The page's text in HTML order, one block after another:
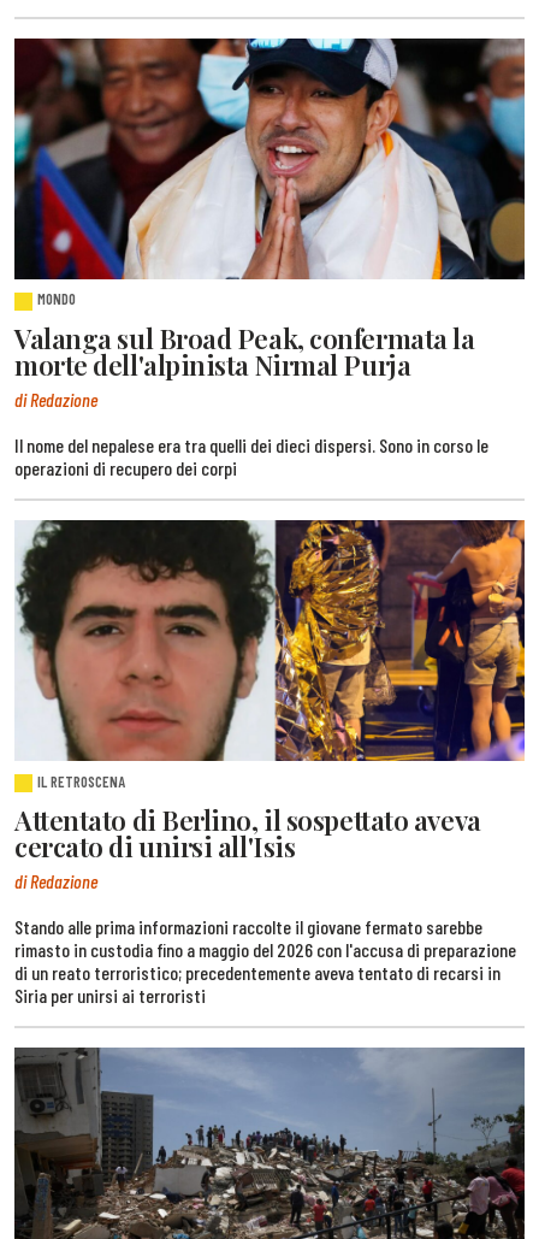
MONDO
Valanga sul Broad Peak, confermata la
morte dell'alpinista Nirmal Purja
di Redazione
Il nome del nepalese era tra quelli dei dieci dispersi. Sono in corso le
operazioni di recupero dei corpi
IL RETROSCENA
Attentato di Berlino, il sospettato aveva
cercato di unirsi all'Isis
di Redazione
Stando alle prima informazioni raccolte il giovane fermato sarebbe
rimasto in custodia fino a maggio del 2026 con l'accusa di preparazione
di un reato terroristico; precedentemente aveva tentato di recarsi in
Siria per unirsi ai terroristi